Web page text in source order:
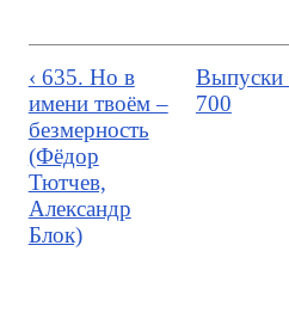
‹ 635. Но в
имени твоём –
безмерность
(Фёдор
Тютчев,
Александр
Блок)
Выпуски
700